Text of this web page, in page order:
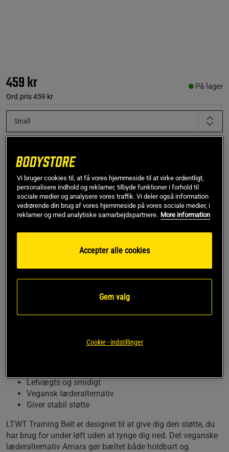
459 kr
Ord.pris459 kr
På lager
Small
Gratis fragt over 349 kr Gratis retur 14 dages fortrydelsesret
SKU #232838999R | EAN7332576217623
Forbedr dine løft med LTWT Training Belt fra Gasp Gear, et
letvægts og smidigt træningsbælte.
Anmeldelser
læderalternativ, og giver stabil støtte under dine
Letvægts og smidigt
Vegansk læderalternativ
Giver stabil støtte
LTWT Training Belt er designet til at give dig den støtte, du
har brug for under løft uden at tynge dig ned. Det veganske
læderalternativ Amara gør bæltet både holdbart og
Vi bruger cookies til, at få vores hjemmeside til at virke ordentligt,
personalisere indhold og reklamer, tilbyde funktioner i forhold til
sociale medier og analysere vores traffik. Vi deler også information
vedrørende din brug af vores hjemmeside på vores sociale medier, i
reklamer og med analytiske samarbejdspartnere. More information
Accepter alle cookies
Gem valg
Cookie - indstillinger